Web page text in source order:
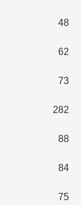
48
62
73
282
88
84
75